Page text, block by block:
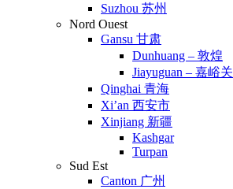
Suzhou 苏州
Nord Ouest
Gansu 甘肃
Dunhuang – 敦煌
Jiayuguan – 嘉峪关
Qinghai 青海
Xi’an 西安市
Xinjiang 新疆
Kashgar
Turpan
Sud Est
Canton 广州